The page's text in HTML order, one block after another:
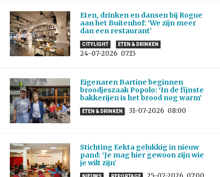
Eten, drinken en dansen bij Rogue
aan het Buitenhof: ‘We zijn meer
dan een restaurant’
CITYLIGHT ETEN & DRINKEN
24-07-2026 07:15
Eigenaren Bartine beginnen
broodjeszaak Popolo: ‘In de fijnste
bakkerijen is het brood nog warm’
ETEN & DRINKEN 31-07-2026 08:00
Stichting Eekta gelukkig in nieuw
pand: ‘Je mag hier gewoon zijn wie
je wilt zijn’